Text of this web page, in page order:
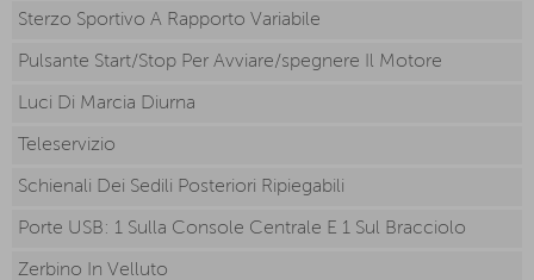
Sterzo Sportivo A Rapporto Variabile
Pulsante Start/Stop Per Avviare/spegnere Il Motore
Luci Di Marcia Diurna
Teleservizio
Schienali Dei Sedili Posteriori Ripiegabili
Porte USB: 1 Sulla Console Centrale E 1 Sul Bracciolo
Zerbino In Velluto